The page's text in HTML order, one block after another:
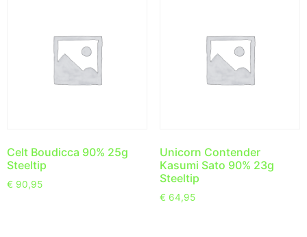
Celt Boudicca 90% 25g
Steeltip
€ 90,95
Unicorn Contender
Kasumi Sato 90% 23g
Steeltip
€ 64,95